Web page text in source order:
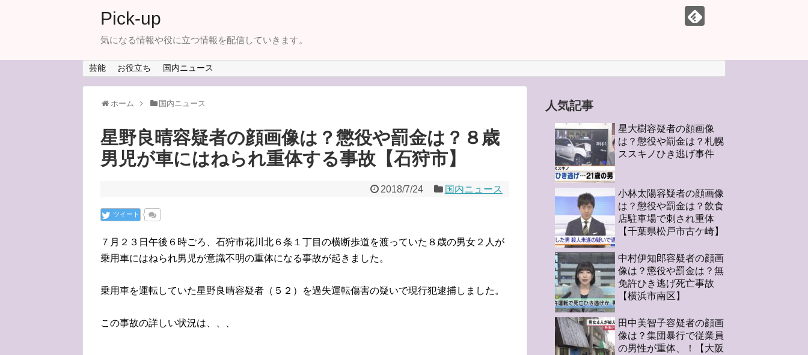
Pick-up
気になる情報や役に立つ情報を配信していきます。
芸能 お役立ち 国内ニュース
ホーム 国内ニュース
星野良晴容疑者の顔画像は？懲役や罰金は？８歳
男児が車にはねられ重体する事故【石狩市】
2018/7/24 国内ニュース
ツイート
７月２３日午後６時ごろ、石狩市花川北６条１丁目の横断歩道を渡っていた８歳の男女２人が
乗用車にはねられ男児が意識不明の重体になる事故が起きました。
乗用車を運転していた星野良晴容疑者（５２）を過失運転傷害の疑いで現行犯逮捕しました。
この事故の詳しい状況は、、、
人気記事
星大樹容疑者の顔画像
は？懲役や罰金は？札幌
ススキノひき逃げ事件
小林太陽容疑者の顔画像
は？懲役や罰金は？飲食
店駐車場で刺され重体
【千葉県松戸市古ケ崎】
中村伊知郎容疑者の顔画
像は？懲役や罰金は？無
免許ひき逃げ死亡事故
【横浜市南区】
田中美智子容疑者の顔画
像は？集団暴行で従業員
の男性が重体、！【大阪